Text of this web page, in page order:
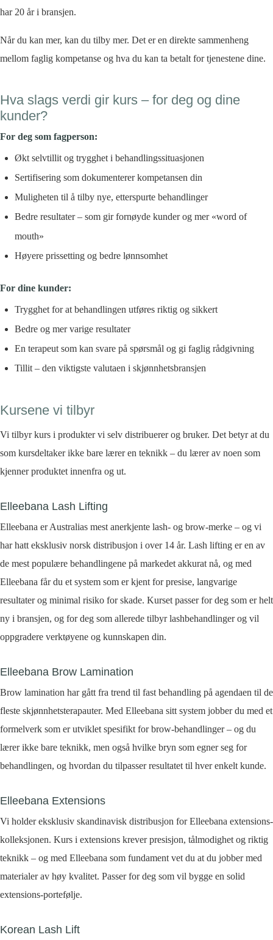
har 20 år i bransjen.
Når du kan mer, kan du tilby mer. Det er en direkte sammenheng
mellom faglig kompetanse og hva du kan ta betalt for tjenestene dine.
Hva slags verdi gir kurs – for deg og dine
kunder?
For deg som fagperson:
Økt selvtillit og trygghet i behandlingssituasjonen
Sertifisering som dokumenterer kompetansen din
Muligheten til å tilby nye, etterspurte behandlinger
Bedre resultater – som gir fornøyde kunder og mer «word of
mouth»
Høyere prissetting og bedre lønnsomhet
For dine kunder:
Trygghet for at behandlingen utføres riktig og sikkert
Bedre og mer varige resultater
En terapeut som kan svare på spørsmål og gi faglig rådgivning
Tillit – den viktigste valutaen i skjønnhetsbransjen
Kursene vi tilbyr
Vi tilbyr kurs i produkter vi selv distribuerer og bruker. Det betyr at du
som kursdeltaker ikke bare lærer en teknikk – du lærer av noen som
kjenner produktet innenfra og ut.
Elleebana Lash Lifting
Elleebana er Australias mest anerkjente lash- og brow-merke – og vi
har hatt eksklusiv norsk distribusjon i over 14 år. Lash lifting er en av
de mest populære behandlingene på markedet akkurat nå, og med
Elleebana får du et system som er kjent for presise, langvarige
resultater og minimal risiko for skade. Kurset passer for deg som er helt
ny i bransjen, og for deg som allerede tilbyr lashbehandlinger og vil
oppgradere verktøyene og kunnskapen din.
Elleebana Brow Lamination
Brow lamination har gått fra trend til fast behandling på agendaen til de
fleste skjønnhetsterapauter. Med Elleebana sitt system jobber du med et
formelverk som er utviklet spesifikt for brow-behandlinger – og du
lærer ikke bare teknikk, men også hvilke bryn som egner seg for
behandlingen, og hvordan du tilpasser resultatet til hver enkelt kunde.
Elleebana Extensions
Vi holder eksklusiv skandinavisk distribusjon for Elleebana extensions-
kolleksjonen. Kurs i extensions krever presisjon, tålmodighet og riktig
teknikk – og med Elleebana som fundament vet du at du jobber med
materialer av høy kvalitet. Passer for deg som vil bygge en solid
extensions-portefølje.
Korean Lash Lift